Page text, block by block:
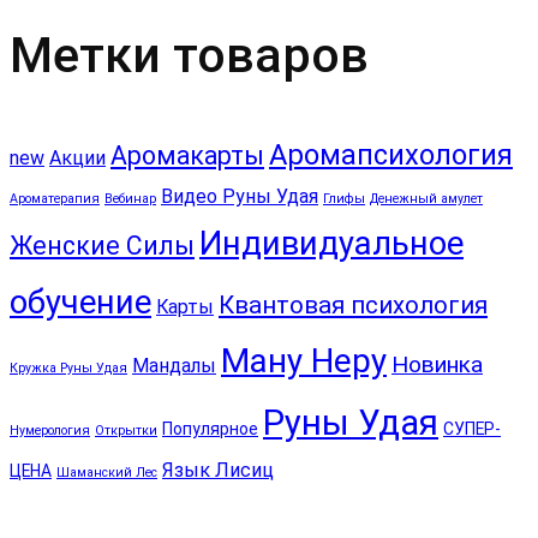
Метки товаров
new Акции Аромакарты Аромапсихология
Ароматерапия Вебинар Видео Руны Удая Глифы Денежный амулет
Женские Силы Индивидуальное
обучение Карты Квантовая психология
Кружка Руны Удая Мандалы Ману Неру Новинка
Нумерология Открытки Популярное Руны Удая СУПЕР-
ЦЕНА Шаманский Лес Язык Лисиц